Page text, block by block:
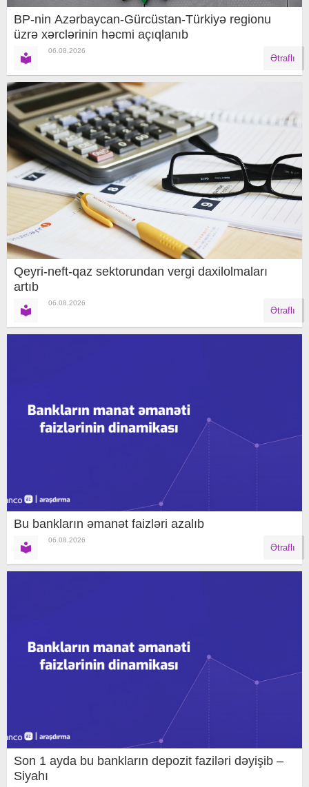
BP-nin Azərbaycan-Gürcüstan-Türkiyə regionu
üzrə xərclərinin həcmi açıqlanıb
06.08.2026
Ətraflı
Qeyri-neft-qaz sektorundan vergi daxilolmaları
artıb
06.08.2026
Ətraflı
Bu bankların əmanət faizləri azalıb
06.08.2026
Ətraflı
Son 1 ayda bu bankların depozit faziləri dəyişib –
Siyahı